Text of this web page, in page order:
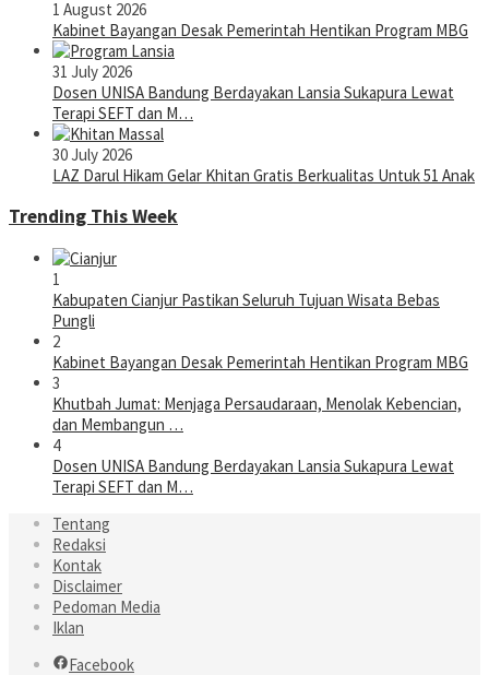
1 August 2026
Kabinet Bayangan Desak Pemerintah Hentikan Program MBG
31 July 2026
Dosen UNISA Bandung Berdayakan Lansia Sukapura Lewat
Terapi SEFT dan M…
30 July 2026
LAZ Darul Hikam Gelar Khitan Gratis Berkualitas Untuk 51 Anak
Trending This Week
1
Kabupaten Cianjur Pastikan Seluruh Tujuan Wisata Bebas
Pungli
2
Kabinet Bayangan Desak Pemerintah Hentikan Program MBG
3
Khutbah Jumat: Menjaga Persaudaraan, Menolak Kebencian,
dan Membangun …
4
Dosen UNISA Bandung Berdayakan Lansia Sukapura Lewat
Terapi SEFT dan M…
Tentang
Redaksi
Kontak
Disclaimer
Pedoman Media
Iklan
Facebook